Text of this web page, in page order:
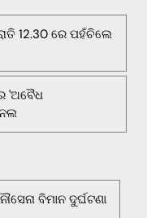
12.30 ରେ ପହଁଚିଲେ
'ଅବୈଧ
ବିମାନ ଦୁର୍ଘଟଣା